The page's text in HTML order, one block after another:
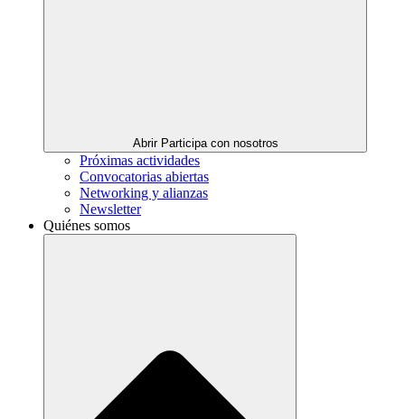
Abrir Participa con nosotros
Próximas actividades
Convocatorias abiertas
Networking y alianzas
Newsletter
Quiénes somos